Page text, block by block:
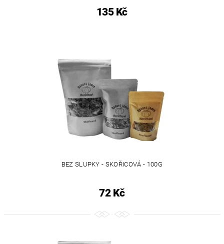
135 Kč
BEZ SLUPKY - SKOŘICOVÁ - 100G
72 Kč